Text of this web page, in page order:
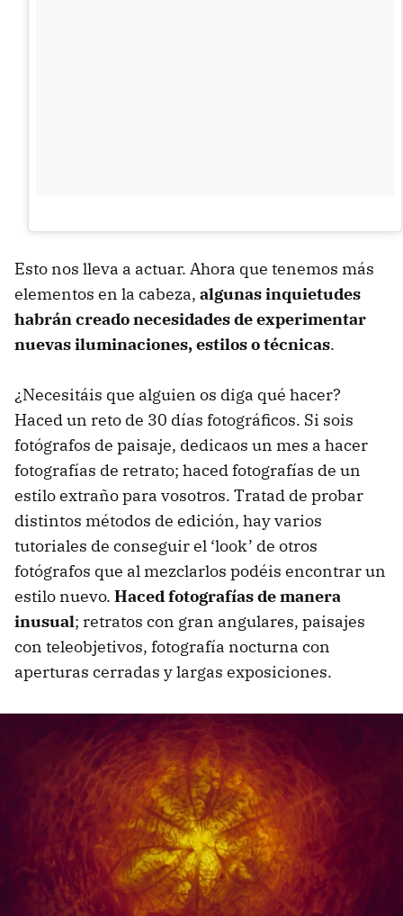
Esto nos lleva a actuar. Ahora que tenemos más
elementos en la cabeza, algunas inquietudes
habrán creado necesidades de experimentar
nuevas iluminaciones, estilos o técnicas.
¿Necesitáis que alguien os diga qué hacer?
Haced un reto de 30 días fotográficos. Si sois
fotógrafos de paisaje, dedicaos un mes a hacer
fotografías de retrato; haced fotografías de un
estilo extraño para vosotros. Tratad de probar
distintos métodos de edición, hay varios
tutoriales de conseguir el ‘look’ de otros
fotógrafos que al mezclarlos podéis encontrar un
estilo nuevo. Haced fotografías de manera
inusual; retratos con gran angulares, paisajes
con teleobjetivos, fotografía nocturna con
aperturas cerradas y largas exposiciones.